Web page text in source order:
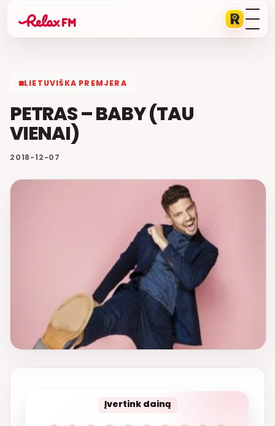
LIETUVIŠKA PREMJERA
PETRAS – BABY (TAU
VIENAI)
2018-12-07
Įvertink dainą